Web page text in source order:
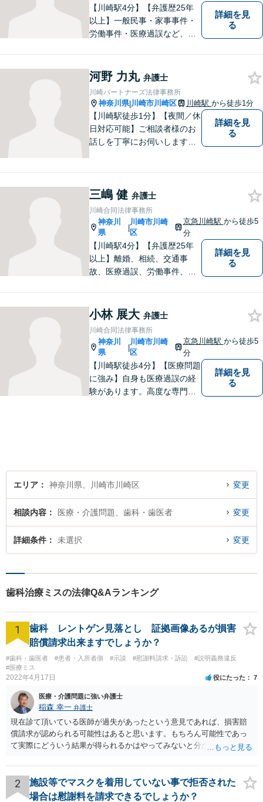
【川崎駅4分】【弁護歴25年
以上】一般民事・家事事件・
労働事件・医療過誤など、幅
お話できる弁護士です。どの
ような事案・相手であって
も、正当な権利の主張に努め
ます。ご相談お待ちしていま
す！
詳細を見
る
河野 力丸 弁護士
川崎パートナーズ法律事務所
神奈川県|川崎市川崎区 川崎駅 から徒歩1分
【川崎駅徒歩1分】【夜間／休
日対応可能】ご相談者様のお
話しを丁寧にお伺いします。
ブルに対応可能。【明確な料
金体系】法律トラブルでお悩
みの方は、お気軽にご相談く
ださい。
詳細を見
る
三嶋 健 弁護士
川崎合同法律事務所
神奈川
県
|
川崎市川崎
区
京急川崎駅 から徒歩5
分
【川崎駅4分】【弁護歴25年
以上】離婚、相続、交通事
故、医療過誤、労働事件、会
皆様を守れるよう尽力してい
ます。人権を守りながら社会
の役に立つことがやりがいで
す。【後払いOK】
詳細を見
る
小林 展大 弁護士
川崎合同法律事務所
神奈川
県
|
川崎市川崎
区
京急川崎駅 から徒歩5
分
【川崎駅徒歩4分】【医療問題
に強み】自身も医療過誤の経
験があります。高度な専門知
ター所属】
詳細を見
る
エリア 神奈川県、川崎市川崎区 変更
相談内容 医療・介護問題、歯科・歯医者 変更
詳細条件 未選択 変更
歯科治療ミスの法律Q&Aランキング
1
歯科 レントゲン見落とし 証拠画像あるが損害
賠償請求出来ますでしょうか？
#歯科・歯医者 #患者・入所者側 #示談 #慰謝料請求・訴訟
#説明義務違反
#医療ミス
2022年4月17日 役にたった 7
医療・介護問題に強い弁護士
稲森 幸一 弁護士
現在診て頂いている医師が過失があったという意見であれば、損害賠
償請求が認められる可能性はあると思います。もちろん可能性であっ
て実際にどういう結果が得られるかはやってみないと分かりません
療費や精神的苦痛を受けた分の慰謝料や仕事に影響があれば休業損害
などが考えられます。 頑張ってください。
2
施設等でマスクを着用していない事で拒否された
場合は慰謝料を請求できるでしょうか？